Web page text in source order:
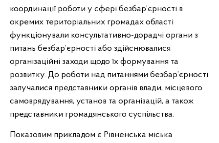
координації роботи у сфері безбар’єрності в
окремих територіальних громадах області
функціонували консультативно-дорадчі органи з
питань безбар’єрності або здійснювалися
організаційні заходи щодо їх формування та
розвитку. До роботи над питаннями безбар’єрності
залучалися представники органів влади, місцевого
самоврядування, установ та організацій, а також
представники громадянського суспільства.
Показовим прикладом є Рівненська міська